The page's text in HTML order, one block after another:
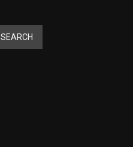
SEARCH